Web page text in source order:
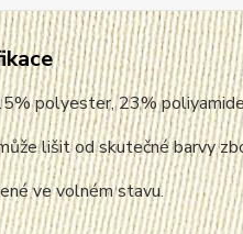
polyester, 23%
lišit od skutečné barvy
ve volném stavu.